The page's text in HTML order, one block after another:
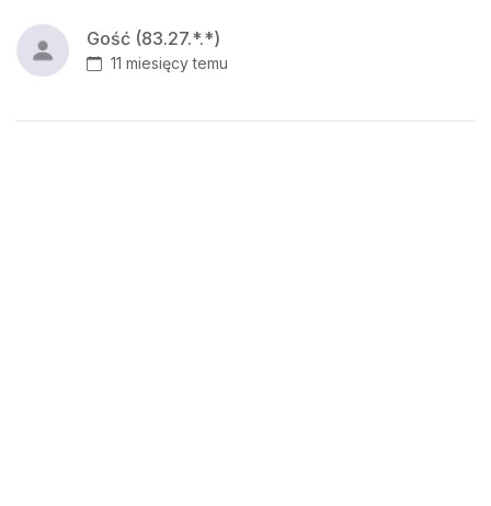
Gość (83.27.*.*)
11 miesięcy temu